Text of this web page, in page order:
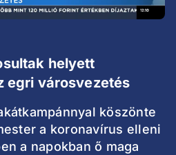
helyett
egri városvezetés
köszönte
a koronavírus elleni
a napokban ő maga